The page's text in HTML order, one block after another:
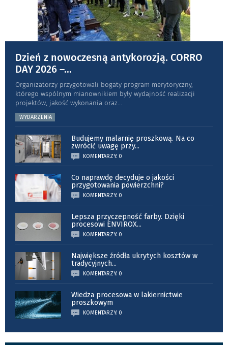
Dzień z nowoczesną antykorozją. CORRO
DAY 2026 –...
Organizatorzy przygotowali bogaty program merytoryczny,
którego wspólnym mianownikiem były wydajność realizacji
projektów, jakość wykonania oraz...
WYDARZENIA
Budujemy malarnię proszkową. Na co
zwrócić uwagę przy...
KOMENTARZY: 0
Co naprawdę decyduje o jakości
przygotowania powierzchni?
KOMENTARZY: 0
Lepsza przyczepność farby. Dzięki
procesowi ENVIROX...
KOMENTARZY: 0
Największe źródła ukrytych kosztów w
tradycyjnych...
KOMENTARZY: 0
Wiedza procesowa w lakiernictwie
proszkowym
KOMENTARZY: 0